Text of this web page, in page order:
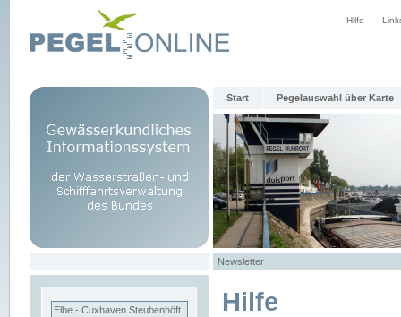
Hilfe
Start Pegelauswahl über Karte
Newsletter
Elbe - Cuxhaven Steubenhöft Hilfe